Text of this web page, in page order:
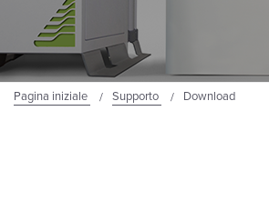
Pagina iniziale Supporto Download